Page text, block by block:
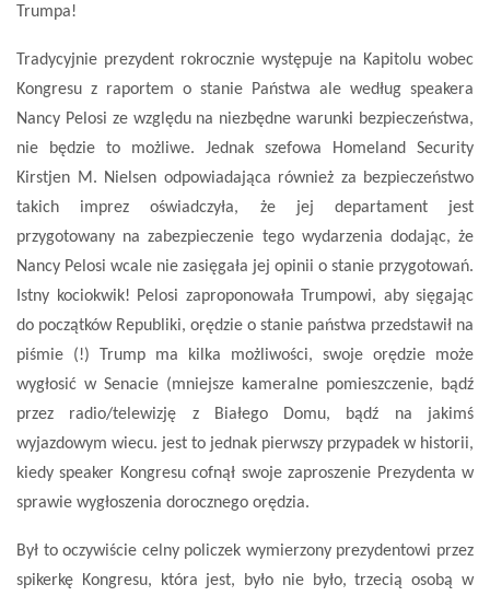
Trumpa!
Tradycyjnie prezydent rokrocznie występuje na Kapitolu wobec
Kongresu z raportem o stanie Państwa ale według speakera
Nancy Pelosi ze względu na niezbędne warunki bezpieczeństwa,
nie będzie to możliwe. Jednak szefowa Homeland Security
Kirstjen M. Nielsen odpowiadająca również za bezpieczeństwo
takich imprez oświadczyła, że jej departament jest
przygotowany na zabezpieczenie tego wydarzenia dodając, że
Nancy Pelosi wcale nie zasięgała jej opinii o stanie przygotowań.
Istny kociokwik! Pelosi zaproponowała Trumpowi, aby sięgając
do początków Republiki, orędzie o stanie państwa przedstawił na
piśmie (!) Trump ma kilka możliwości, swoje orędzie może
wygłosić w Senacie (mniejsze kameralne pomieszczenie, bądź
przez radio/telewizję z Białego Domu, bądź na jakimś
wyjazdowym wiecu. jest to jednak pierwszy przypadek w historii,
kiedy speaker Kongresu cofnął swoje zaproszenie Prezydenta w
sprawie wygłoszenia dorocznego orędzia.
Był to oczywiście celny policzek wymierzony prezydentowi przez
spikerkę Kongresu, która jest, było nie było, trzecią osobą w